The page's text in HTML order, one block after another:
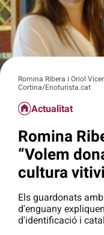
Romina Ribera i Oriol
Cortina/Enoturista.cat
Actualitat
Romina
“Volem
cultura
Els guardonats
d'enguany
d'identificació i